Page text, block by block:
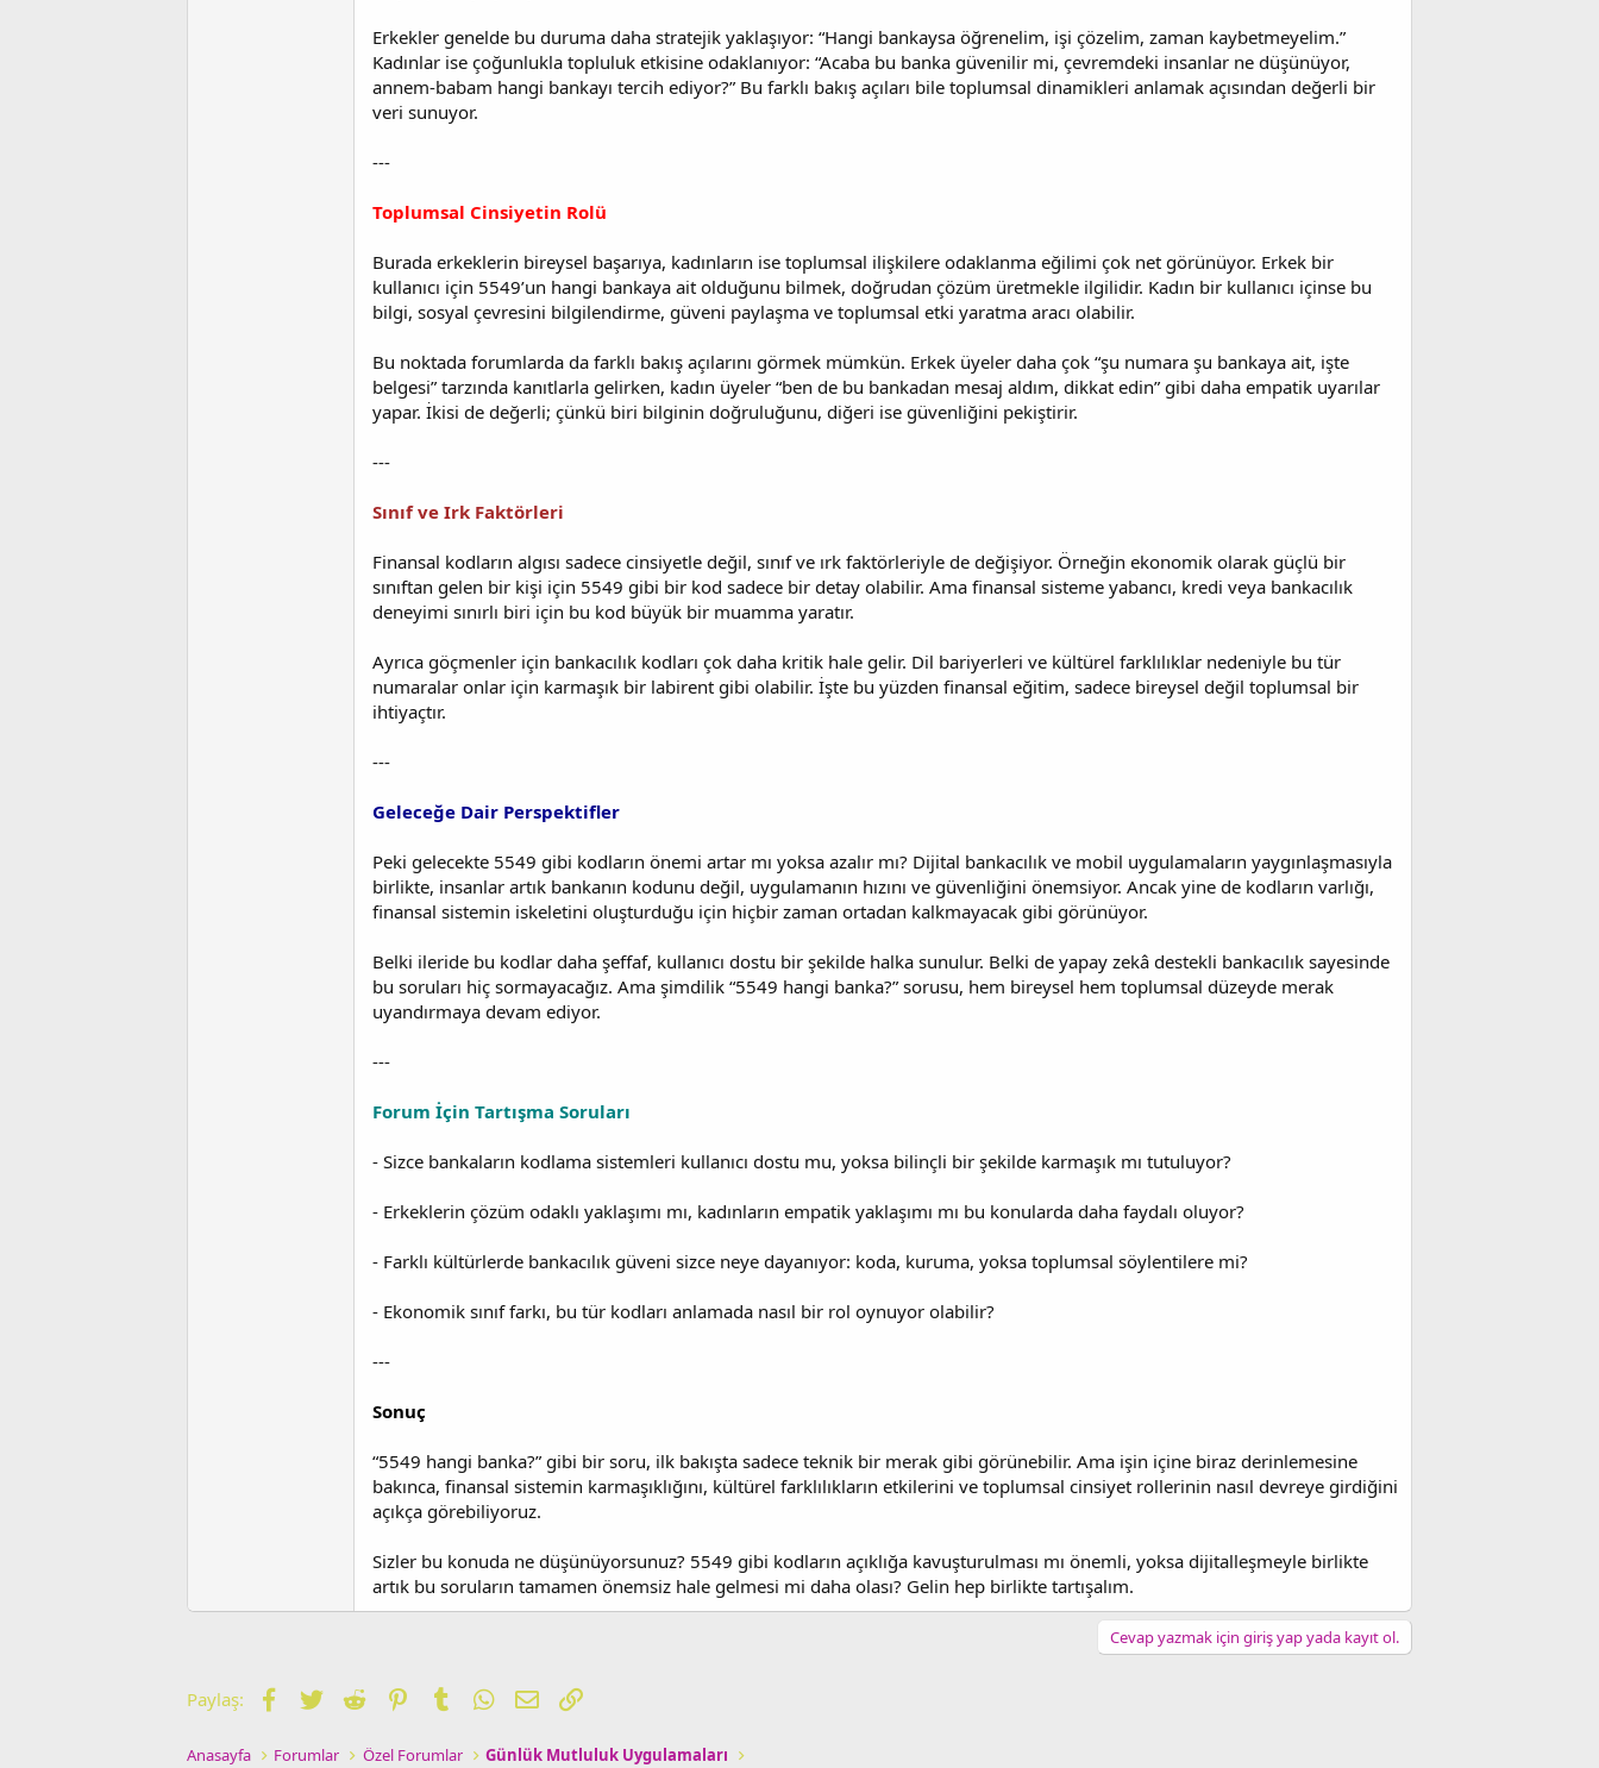
Erkekler genelde bu duruma daha stratejik yaklaşıyor: “Hangi bankaysa öğrenelim, işi çözelim, zaman kaybetmeyelim.”
Kadınlar ise çoğunlukla topluluk etkisine odaklanıyor: “Acaba bu banka güvenilir mi, çevremdeki insanlar ne düşünüyor,
annem-babam hangi bankayı tercih ediyor?” Bu farklı bakış açıları bile toplumsal dinamikleri anlamak açısından değerli bir
veri sunuyor.
---
Toplumsal Cinsiyetin Rolü
Burada erkeklerin bireysel başarıya, kadınların ise toplumsal ilişkilere odaklanma eğilimi çok net görünüyor. Erkek bir
kullanıcı için 5549’un hangi bankaya ait olduğunu bilmek, doğrudan çözüm üretmekle ilgilidir. Kadın bir kullanıcı içinse bu
bilgi, sosyal çevresini bilgilendirme, güveni paylaşma ve toplumsal etki yaratma aracı olabilir.
Bu noktada forumlarda da farklı bakış açılarını görmek mümkün. Erkek üyeler daha çok “şu numara şu bankaya ait, işte
belgesi” tarzında kanıtlarla gelirken, kadın üyeler “ben de bu bankadan mesaj aldım, dikkat edin” gibi daha empatik uyarılar
yapar. İkisi de değerli; çünkü biri bilginin doğruluğunu, diğeri ise güvenliğini pekiştirir.
---
Sınıf ve Irk Faktörleri
Finansal kodların algısı sadece cinsiyetle değil, sınıf ve ırk faktörleriyle de değişiyor. Örneğin ekonomik olarak güçlü bir
sınıftan gelen bir kişi için 5549 gibi bir kod sadece bir detay olabilir. Ama finansal sisteme yabancı, kredi veya bankacılık
deneyimi sınırlı biri için bu kod büyük bir muamma yaratır.
Ayrıca göçmenler için bankacılık kodları çok daha kritik hale gelir. Dil bariyerleri ve kültürel farklılıklar nedeniyle bu tür
numaralar onlar için karmaşık bir labirent gibi olabilir. İşte bu yüzden finansal eğitim, sadece bireysel değil toplumsal bir
ihtiyaçtır.
---
Geleceğe Dair Perspektifler
Peki gelecekte 5549 gibi kodların önemi artar mı yoksa azalır mı? Dijital bankacılık ve mobil uygulamaların yaygınlaşmasıyla
birlikte, insanlar artık bankanın kodunu değil, uygulamanın hızını ve güvenliğini önemsiyor. Ancak yine de kodların varlığı,
finansal sistemin iskeletini oluşturduğu için hiçbir zaman ortadan kalkmayacak gibi görünüyor.
Belki ileride bu kodlar daha şeffaf, kullanıcı dostu bir şekilde halka sunulur. Belki de yapay zekâ destekli bankacılık sayesinde
bu soruları hiç sormayacağız. Ama şimdilik “5549 hangi banka?” sorusu, hem bireysel hem toplumsal düzeyde merak
uyandırmaya devam ediyor.
---
Forum İçin Tartışma Soruları
- Sizce bankaların kodlama sistemleri kullanıcı dostu mu, yoksa bilinçli bir şekilde karmaşık mı tutuluyor?
- Erkeklerin çözüm odaklı yaklaşımı mı, kadınların empatik yaklaşımı mı bu konularda daha faydalı oluyor?
- Farklı kültürlerde bankacılık güveni sizce neye dayanıyor: koda, kuruma, yoksa toplumsal söylentilere mi?
- Ekonomik sınıf farkı, bu tür kodları anlamada nasıl bir rol oynuyor olabilir?
---
Sonuç
“5549 hangi banka?” gibi bir soru, ilk bakışta sadece teknik bir merak gibi görünebilir. Ama işin içine biraz derinlemesine
bakınca, finansal sistemin karmaşıklığını, kültürel farklılıkların etkilerini ve toplumsal cinsiyet rollerinin nasıl devreye girdiğini
açıkça görebiliyoruz.
Sizler bu konuda ne düşünüyorsunuz? 5549 gibi kodların açıklığa kavuşturulması mı önemli, yoksa dijitalleşmeyle birlikte
artık bu soruların tamamen önemsiz hale gelmesi mi daha olası? Gelin hep birlikte tartışalım.
Cevap yazmak için giriş yap yada kayıt ol.
Paylaş: Facebook
TwitterReddit PinterestTumblrWhatsApp
E-postaLink
Anasayfa Forumlar Özel Forumlar Günlük Mutluluk Uygulamaları